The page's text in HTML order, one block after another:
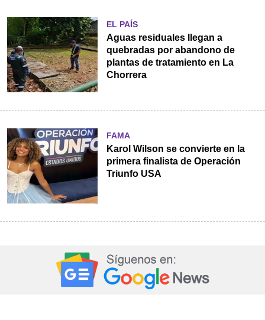
EL PAÍS
Aguas residuales llegan a
quebradas por abandono de
plantas de tratamiento en La
Chorrera
FAMA
Karol Wilson se convierte en la
primera finalista de Operación
Triunfo USA